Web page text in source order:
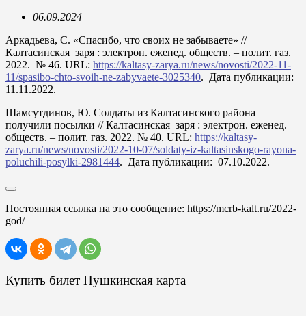
06.09.2024
Аркадьева, С. «Спасибо, что своих не забываете» //
Калтасинская заря : электрон. еженед. обществ. – полит. газ.
2022. № 46. URL: https://kaltasy-zarya.ru/news/novosti/2022-11-
11/spasibo-chto-svoih-ne-zabyvaete-3025340. Дата публикации:
11.11.2022.
Шамсутдинов, Ю. Солдаты из Калтасинского района
получили посылки // Калтасинская заря : электрон. еженед.
обществ. – полит. газ. 2022. № 40. URL: https://kaltasy-
zarya.ru/news/novosti/2022-10-07/soldaty-iz-kaltasinskogo-rayona-
poluchili-posylki-2981444. Дата публикации: 07.10.2022.
Постоянная ссылка на это сообщение: https://mcrb-kalt.ru/2022-
god/
Купить билет Пушкинская карта